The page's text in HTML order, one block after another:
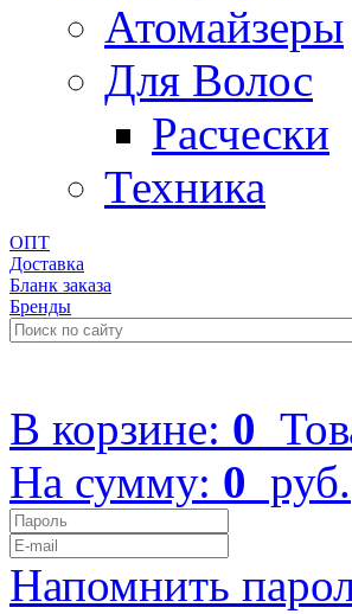
Атомайзеры
Для Волос
Расчески
Техника
ОПТ
Доставка
Бланк заказа
Бренды
В корзине: 0
На сумму: 0 руб.
Напомнить